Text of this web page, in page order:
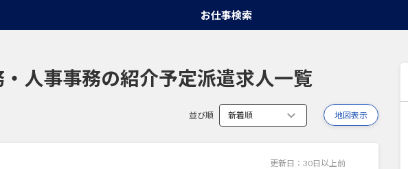
お仕事検索
人事事務の紹介予定派遣求人一覧
並び順 地図表示
更新日： 30日以上前